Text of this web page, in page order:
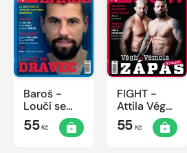
Baroš -
Loučí se
dravec
55Kč
FIGHT -
Attila Végh
vs. Karlos
Vémola
55Kč